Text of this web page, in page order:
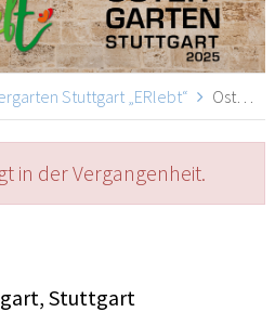
Stuttgart „ERlebt“ Ostergarten Stuttgart „ERlebt“ - 17:00 Uhr Führung, Stuttgart
in der Vergangenheit.
Stuttgart